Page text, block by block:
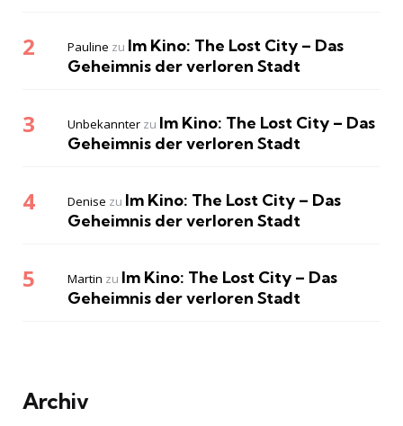
Pauline zu Im Kino: The Lost City – Das
Geheimnis der verloren Stadt
Unbekannter zu Im Kino: The Lost City – Das
Geheimnis der verloren Stadt
Denise zu Im Kino: The Lost City – Das
Geheimnis der verloren Stadt
Martin zu Im Kino: The Lost City – Das
Geheimnis der verloren Stadt
Archiv